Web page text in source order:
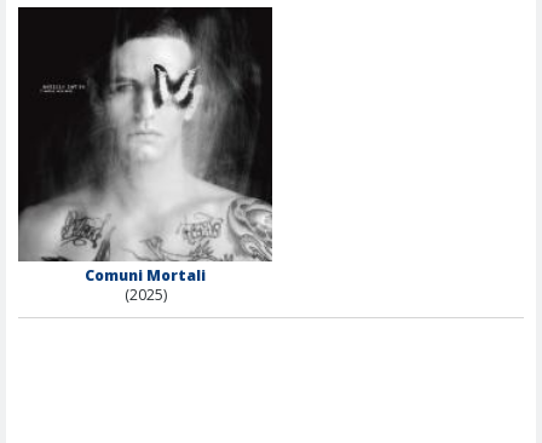
Comuni Mortali
(2025)